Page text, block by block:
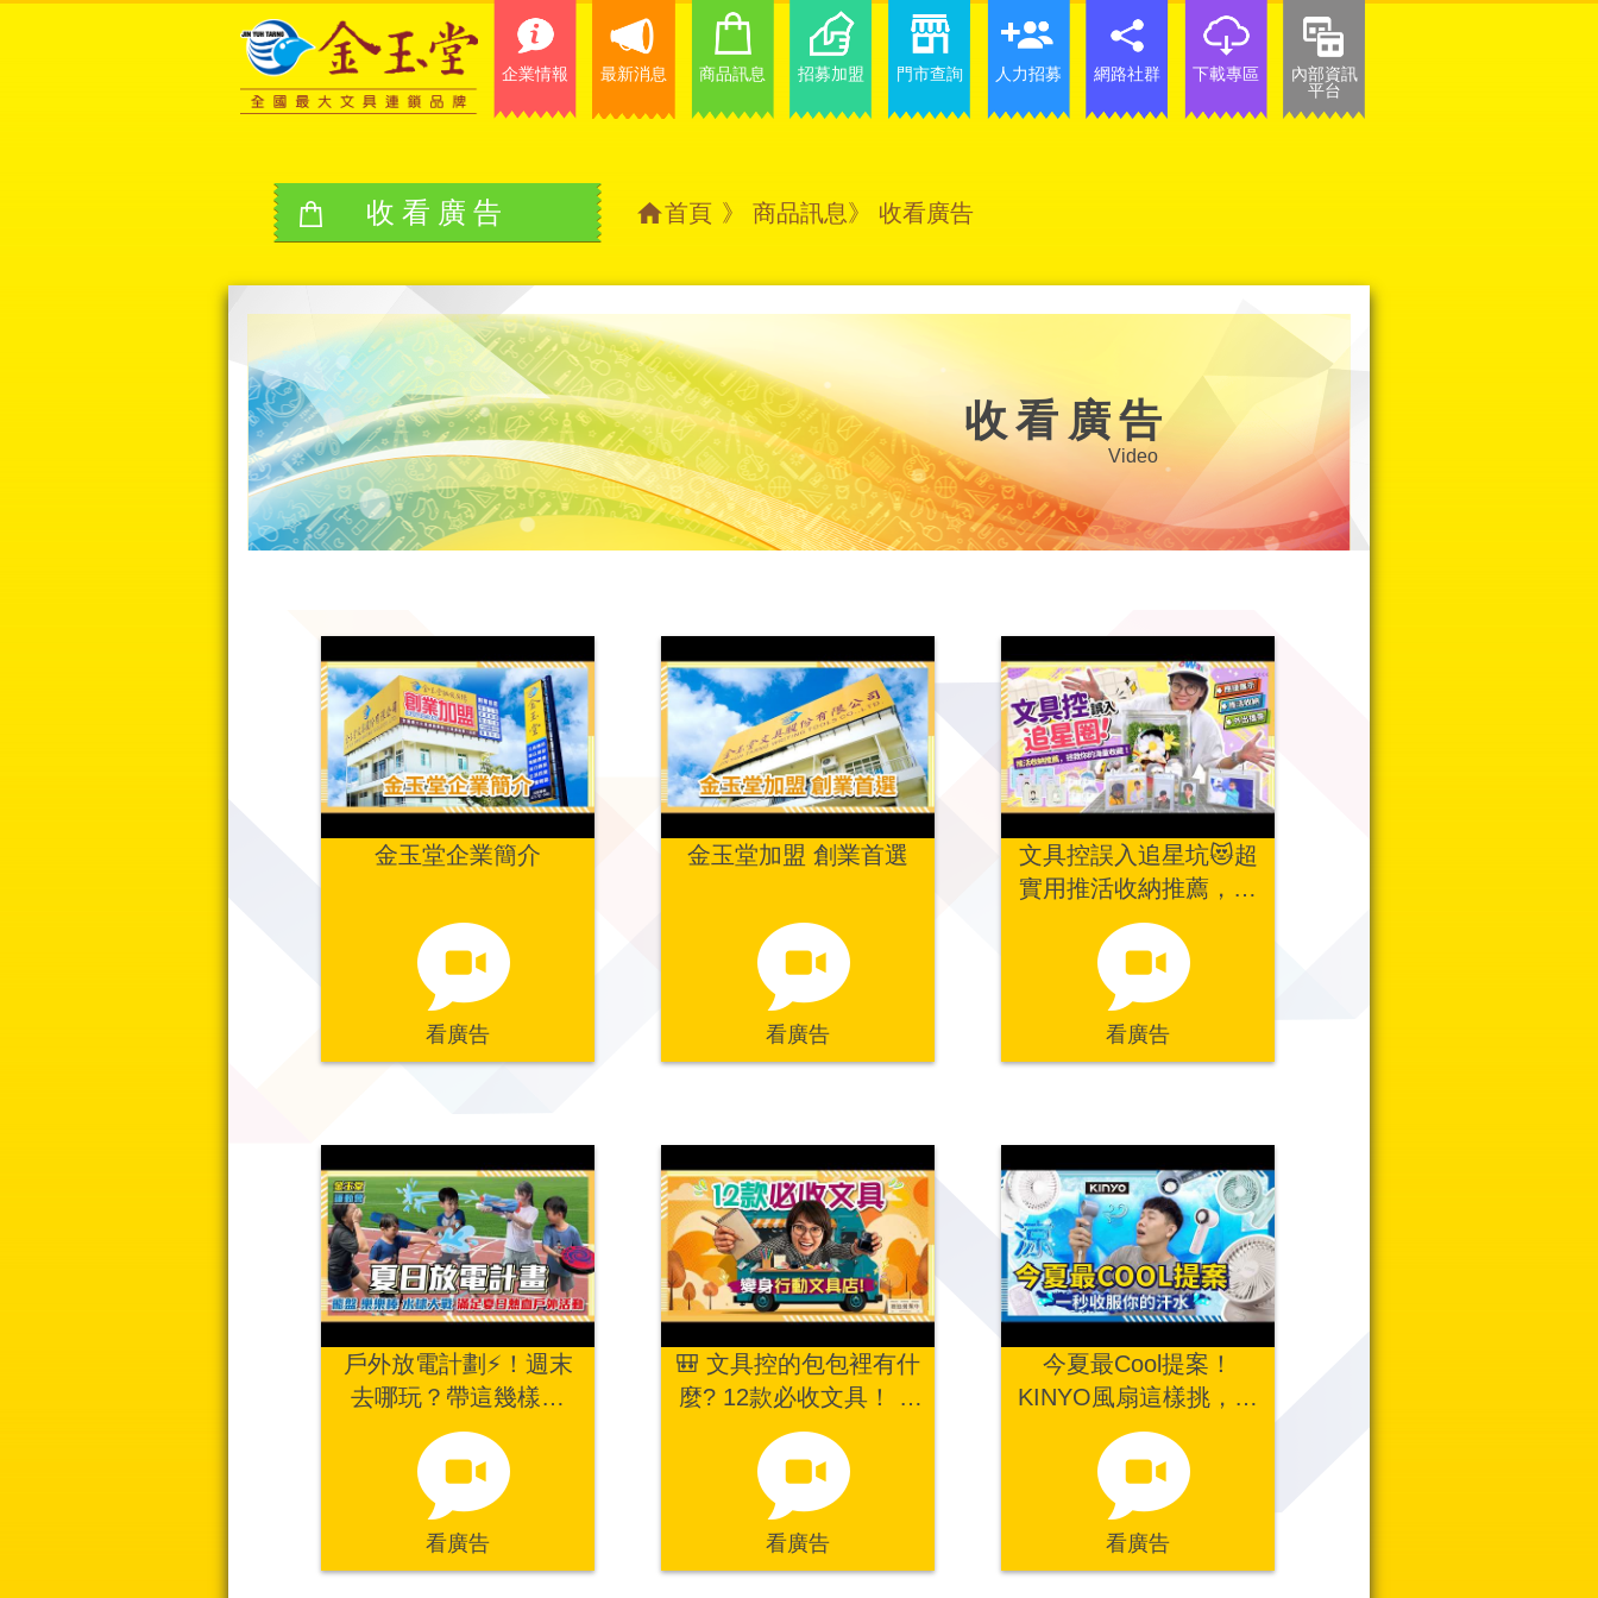
企業情報 最新消息 商品訊息 招募加盟 門市查詢 人力招募 網路社群 下載專區
內部資訊
平台
收看廣告 首頁 》 商品訊息》 收看廣告
收看廣告
Video
金玉堂企業簡介
看廣告
金玉堂加盟 創業首選
看廣告
文具控誤入追星坑😻超
實用推活收納推薦，拯
救你的海量收藏！帶著
G-Dragon一起走花路吧
看廣告
戶外放電計劃⚡️！週末
去哪玩？帶這幾樣裝
備，草地立刻變身你的
私人運動場！水槍+水
球、樂樂棒、安全飛盤
看廣告
🎒 文具控的包包裡有什
麼? 12款必收文具！ ✨
讓你的文具小包，變身
行動文具店！🚗
看廣告
今夏最Cool提案！
KINYO風扇這樣挑，一
秒收服你的汗水💦
看廣告